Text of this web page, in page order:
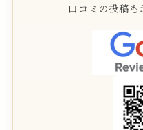
口コミの投稿も